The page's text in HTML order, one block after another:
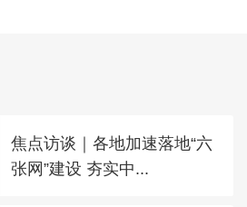
焦点访谈｜各地加速落地“六
张网”建设 夯实中...